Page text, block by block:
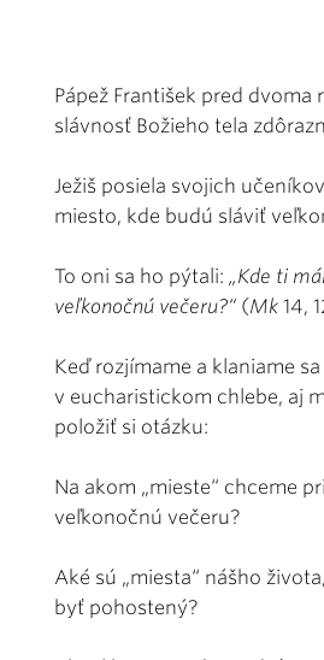
Pápež František pred dvoma
slávnosť Božieho tela
Ježiš posiela svojich
miesto, kde budú sláviť
To oni sa ho pýtali: „Kde ti
veľkonočnú večeru?“ (Mk 14,
Keď rozjímame a klaniame
v eucharistickom chlebe, aj
položiť si otázku:
Na akom „mieste“ chceme
veľkonočnú večeru?
Aké sú „miesta“ nášho
byť pohostený?